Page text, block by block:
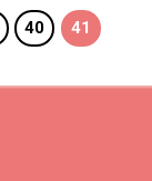
40 41